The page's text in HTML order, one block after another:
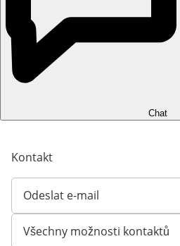
Chat
Kontakt
Odeslat e-mail
Otevírá e-mailového klienta
Všechny možnosti kontaktů